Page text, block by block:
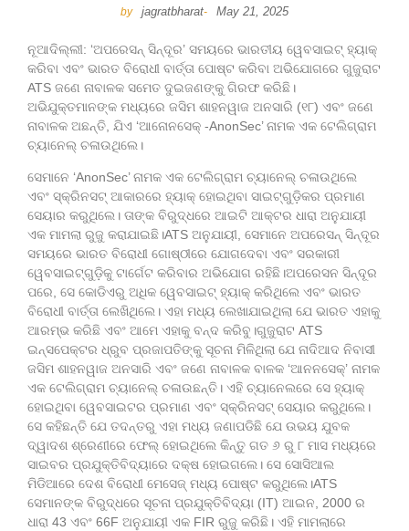
by jagratbharat- May 21, 2025
ନୂଆଦିଲ୍ଲୀ: ‘ଅପରେସନ୍ ସିନ୍ଦୂର’ ସମୟରେ ଭାରତୀୟ ୱେବସାଇଟ୍ ହ୍ୟାକ୍
କରିବା ଏବଂ ଭାରତ ବିରୋଧୀ ବାର୍ତ୍ତା ପୋଷ୍ଟ କରିବା ଅଭିଯୋଗରେ ଗୁଜୁରାଟ
ATS ଜଣେ ନାବାଳକ ସମେତ ଦୁଇଜଣଙ୍କୁ ଗିରଫ କରିଛି।
ଅଭିଯୁକ୍ତମାନଙ୍କ ମଧ୍ୟରେ ଜସିମ ଶାହନୱାଜ ଅନସାରି (୧୮) ଏବଂ ଜଣେ
ନାବାଳକ ଅଛନ୍ତି, ଯିଏ ‘ଆନୋନସେକ୍ -AnonSec’ ନାମକ ଏକ ଟେଲିଗ୍ରାମ
ଚ୍ୟାନେଲ୍ ଚଳାଉଥିଲେ।
ସେମାନେ ‘AnonSec’ ନାମକ ଏକ ଟେଲିଗ୍ରାମ ଚ୍ୟାନେଲ୍ ଚଳାଉଥିଲେ
ଏବଂ ସ୍କ୍ରିନସଟ୍ ଆକାରରେ ହ୍ୟାକ୍ ହୋଇଥିବା ସାଇଟ୍‌ଗୁଡ଼ିକର ପ୍ରମାଣ
ସେୟାର କରୁଥିଲେ। ତାଙ୍କ ବିରୁଦ୍ଧରେ ଆଇଟି ଆକ୍ଟର ଧାରା ଅନୁଯାୟୀ
ଏକ ମାମଲା ରୁଜୁ କରାଯାଇଛି।ATS ଅନୁଯାୟୀ, ସେମାନେ ଅପରେସନ୍ ସିନ୍ଦୂର
ସମୟରେ ଭାରତ ବିରୋଧୀ ଗୋଷ୍ଠୀରେ ଯୋଗଦେବା ଏବଂ ସରକାରୀ
ୱେବସାଇଟ୍‌ଗୁଡ଼ିକୁ ଟାର୍ଗେଟ କରିବାର ଅଭିଯୋଗ ରହିଛି।ଅପରେସନ ସିନ୍ଦୂର
ପରେ, ସେ କୋଡିଏରୁ ଅଧିକ ୱେବସାଇଟ୍ ହ୍ୟାକ୍ କରିଥିଲେ ଏବଂ ଭାରତ
ବିରୋଧୀ ବାର୍ତ୍ତା ଲେଖିଥିଲେ। ଏହା ମଧ୍ୟ ଲେଖାଯାଇଥିଲା ଯେ ଭାରତ ଏହାକୁ
ଆରମ୍ଭ କରିଛି ଏବଂ ଆମେ ଏହାକୁ ବନ୍ଦ କରିବୁ।ଗୁଜୁରାଟ ATS
ଇନ୍ସପେକ୍ଟର ଧ୍ରୁବ ପ୍ରଜାପତିଙ୍କୁ ସୂଚନା ମିଳିଥିଲା ଯେ ନାଦିଆଦ ନିବାସୀ
ଜସିମ ଶାହନୱାଜ ଅନସାରି ଏବଂ ଜଣେ ନାବାଳକ ବାଳକ ‘ଆନନସେକ୍’ ନାମକ
ଏକ ଟେଲିଗ୍ରାମ ଚ୍ୟାନେଲ୍ ଚଳାଉଛନ୍ତି। ଏହି ଚ୍ୟାନେଲରେ ସେ ହ୍ୟାକ୍
ହୋଇଥିବା ୱେବସାଇଟର ପ୍ରମାଣ ଏବଂ ସ୍କ୍ରିନସଟ୍ ସେୟାର କରୁଥିଲେ।
ସେ କହିଛନ୍ତି ଯେ ତଦନ୍ତରୁ ଏହା ମଧ୍ୟ ଜଣାପଡିଛି ଯେ ଉଭୟ ଯୁବକ
ଦ୍ୱାଦଶ ଶ୍ରେଣୀରେ ଫେଲ୍ ହୋଇଥିଲେ କିନ୍ତୁ ଗତ ୬ ରୁ ୮ ମାସ ମଧ୍ୟରେ
ସାଇବର ପ୍ରଯୁକ୍ତିବିଦ୍ୟାରେ ଦକ୍ଷ ହୋଇଗଲେ। ସେ ସୋସିଆଲ
ମିଡିଆରେ ଦେଶ ବିରୋଧୀ ମେସେଜ୍ ମଧ୍ୟ ପୋଷ୍ଟ କରୁଥିଲେ।ATS
ସେମାନଙ୍କ ବିରୁଦ୍ଧରେ ସୂଚନା ପ୍ରଯୁକ୍ତିବିଦ୍ୟା (IT) ଆଇନ, 2000 ର
ଧାରା 43 ଏବଂ 66F ଅନୁଯାୟୀ ଏକ FIR ରୁଜୁ କରିଛି। ଏହି ମାମଲାରେ